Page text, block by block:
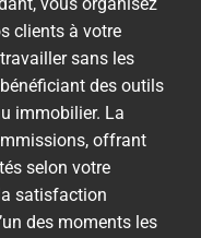
clients à votre
sans les
des outils
immobilier. La
offrant
selon votre
satisfaction
des moments les